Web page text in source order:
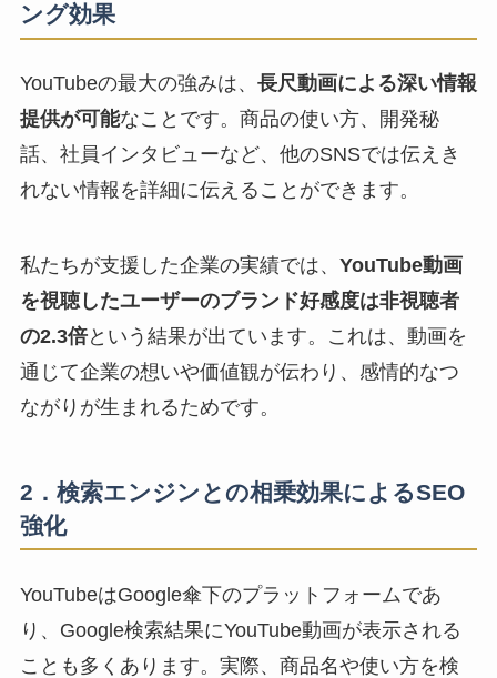
ング効果
YouTubeの最大の強みは、 長尺動画による深い情報
提供が可能なことです。商品の使い方、開発秘
話、社員インタビューなど、他のSNSでは伝えき
れない情報を詳細に伝えることができます。
私たちが支援した企業の実績では、 YouTube動画
を視聴したユーザーのブランド好感度は非視聴者
の2.3倍という結果が出ています。これは、動画を
通じて企業の想いや価値観が伝わり、感情的なつ
ながりが生まれるためです。
2．検索エンジンとの相乗効果によるSEO
強化
YouTubeはGoogle傘下のプラットフォームであ
り、Google検索結果にYouTube動画が表示される
ことも多くあります。実際、商品名や使い方を検